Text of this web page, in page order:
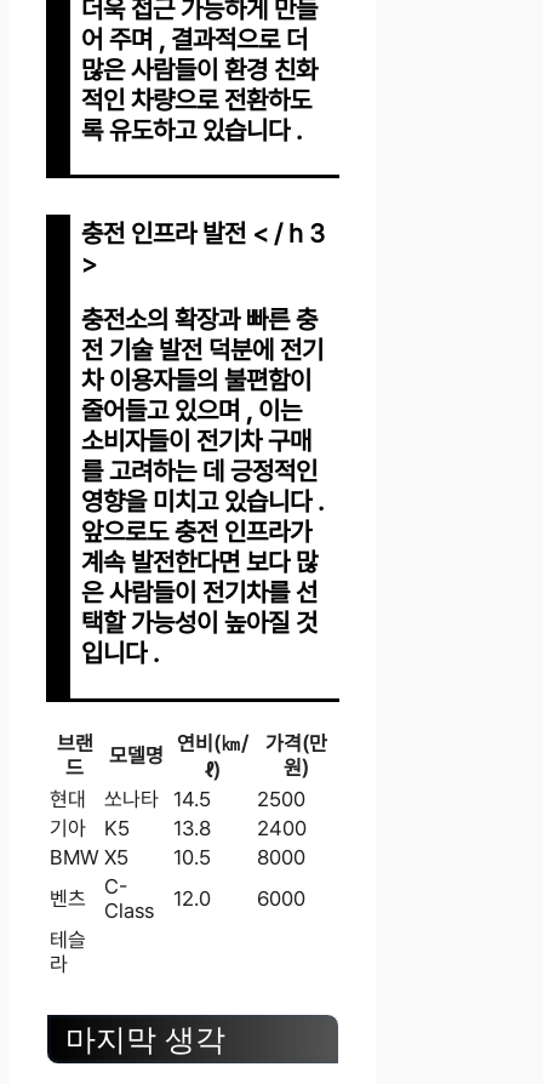
더욱 접근 가능하게 만들
어 주며 , 결과적으로 더
많은 사람들이 환경 친화
적인 차량으로 전환하도
록 유도하고 있습니다 .
충전 인프라 발전 < / h 3
>
충전소의 확장과 빠른 충
전 기술 발전 덕분에 전기
차 이용자들의 불편함이
줄어들고 있으며 , 이는
소비자들이 전기차 구매
를 고려하는 데 긍정적인
영향을 미치고 있습니다 .
앞으로도 충전 인프라가
계속 발전한다면 보다 많
은 사람들이 전기차를 선
택할 가능성이 높아질 것
입니다 .
브랜
드
모델명
연비(㎞/
ℓ)
가격(만
원)
현대
쏘나타 14.5
2500
기아
K5 13.8
2400
BMW X5 10.5
8000
벤츠
C-
Class
12.0
6000
테슬
라
마지막 생각